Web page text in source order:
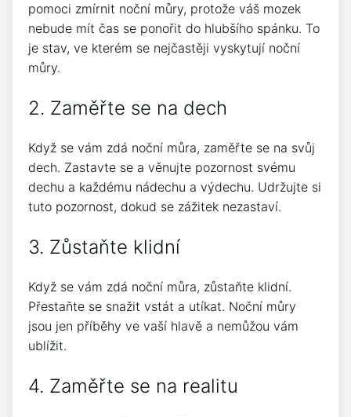
pomoci zmírnit noční můry, protože váš mozek
nebude mít čas se ponořit do hlubšího spánku. To
je stav, ve kterém se nejčastěji vyskytují noční
můry.
2. Zaměřte se na dech
Když se vám zdá noční můra, zaměřte se na svůj
dech. Zastavte se a věnujte pozornost svému
dechu a každému nádechu a výdechu. Udržujte si
tuto pozornost, dokud se zážitek nezastaví.
3. Zůstaňte klidní
Když se vám zdá noční můra, zůstaňte klidní.
Přestaňte se snažit vstát a utíkat. Noční můry
jsou jen příběhy ve vaší hlavě a nemůžou vám
ublížit.
4. Zaměřte se na realitu